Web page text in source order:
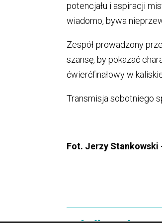
potencjału i aspiracji
wiadomo, bywa
Zespół prowadzony
szansę, by pokazać
ćwierćfinałowy w
Transmisja sobotniego
Fot. Jerzy Stankowski